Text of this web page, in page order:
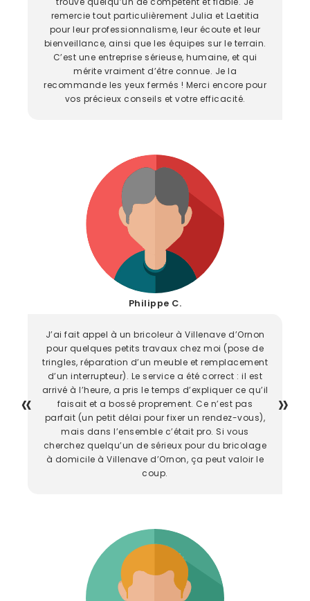
remercie tout particulièrement Julia et Laetitia
pour leur professionnalisme, leur écoute et leur
bienveillance, ainsi que les équipes sur le terrain.
C’est une entreprise sérieuse, humaine, et qui
mérite vraiment d’être connue. Je la
recommande les yeux fermés ! Merci encore pour
vos précieux conseils et votre efficacité.
Philippe C.
J’ai fait appel à un bricoleur à Villenave d’Ornon
pour quelques petits travaux chez moi (pose de
tringles, réparation d’un meuble et remplacement
d’un interrupteur). Le service a été correct : il est
arrivé à l’heure, a pris le temps d’expliquer ce qu’il
faisait et a bossé proprement. Ce n’est pas
parfait (un petit délai pour fixer un rendez-vous),
mais dans l’ensemble c’était pro. Si vous
cherchez quelqu’un de sérieux pour du bricolage
à domicile à Villenave d’Ornon, ça peut valoir le
coup.